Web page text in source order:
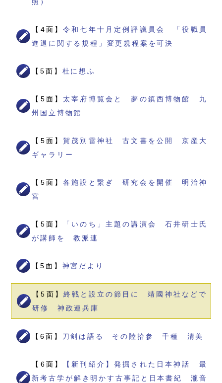
【4面】令和七年十月定例評議員会 「役職員
進退に関する規程」変更規程案を可決
【5面】 杜に想ふ
【5面】 太宰府博覧会と 夢の鎮西博物館 九
州国立博物館
【5面】賀茂別雷神社 古文書を公開 京産大
ギャラリー
【5面】各施設と繋ぎ 研究会を開催 明治神
宮
【5面】
「いのち」主題の講演会 石井研士氏
が講師を 教派連
【5面】 神宮だより
【5面】 終戦と設立の節目に 靖國神社などで
研修 神政連兵庫
【6面】 刀剣は語る その陸拾参 千種 清美
【6面】
【新刊紹介】発掘された日本神話 最
新考古学が解き明かす古事記と日本書紀 瀧音